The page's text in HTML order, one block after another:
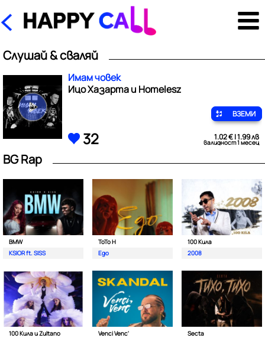
Слушай & сваляй
Имам човек
Ицо Хазарта и Homelesz
ВЗЕМИ
32 1.02 € | 1.99 лв
валидност 1 месец
BG Rap
BMW
KSIOR ft. SISS
ToTo H
Ego
100 Кила
2008
100 Кила и Zultano
Venci Venc'
Secta